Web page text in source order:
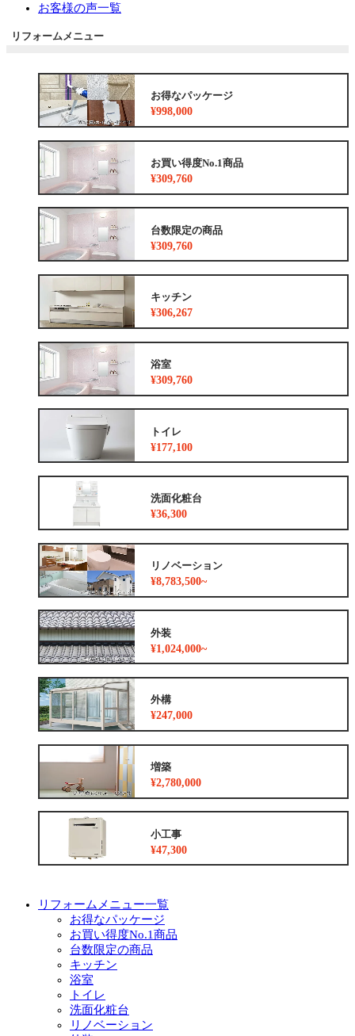
お客様の声一覧
リフォームメニュー
お得なパッケージ
¥998,000
お買い得度No.1商品
¥309,760
台数限定の商品
¥309,760
キッチン
¥306,267
浴室
¥309,760
トイレ
¥177,100
洗面化粧台
¥36,300
リノベーション
¥8,783,500~
外装
¥1,024,000~
外構
¥247,000
増築
¥2,780,000
小工事
¥47,300
リフォームメニュー一覧
お得なパッケージ
お買い得度No.1商品
台数限定の商品
キッチン
浴室
トイレ
洗面化粧台
リノベーション